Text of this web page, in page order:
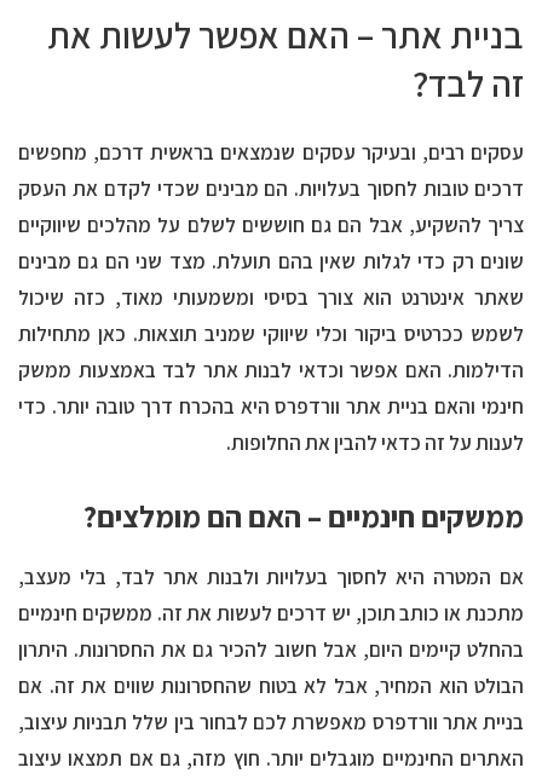
בניית אתר – האם אפשר לעשות את
זה לבד?
עסקים רבים, ובעיקר עסקים שנמצאים בראשית דרכם, מחפשים
דרכים טובות לחסוך בעלויות. הם מבינים שכדי לקדם את העסק
צריך להשקיע, אבל הם גם חוששים לשלם על מהלכים שיווקיים
שונים רק כדי לגלות שאין בהם תועלת. מצד שני הם גם מבינים
שאתר אינטרנט הוא צורך בסיסי ומשמעותי מאוד, כזה שיכול
לשמש ככרטיס ביקור וכלי שיווקי שמניב תוצאות. כאן מתחילות
הדילמות. האם אפשר וכדאי לבנות אתר לבד באמצעות ממשק
חינמי והאם בניית אתר וורדפרס היא בהכרח דרך טובה יותר. כדי
לענות על זה כדאי להבין את החלופות.
ממשקים חינמיים – האם הם מומלצים?
אם המטרה היא לחסוך בעלויות ולבנות אתר לבד, בלי מעצב,
מתכנת או כותב תוכן, יש דרכים לעשות את זה. ממשקים חינמיים
בהחלט קיימים היום, אבל חשוב להכיר גם את החסרונות. היתרון
הבולט הוא המחיר, אבל לא בטוח שהחסרונות שווים את זה. אם
בניית אתר וורדפרס מאפשרת לכם לבחור בין שלל תבניות עיצוב,
האתרים החינמיים מוגבלים יותר. חוץ מזה, גם אם תמצאו עיצוב